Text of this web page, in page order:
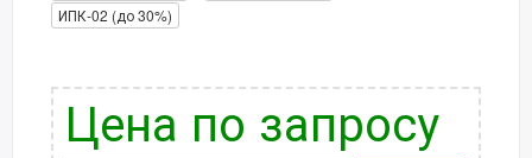
ИПК-02 (до 30%)
Цена по запросу